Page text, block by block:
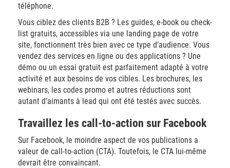
téléphone.
Vous ciblez des clients B2B ? Les guides, e-book ou check-
list gratuits, accessibles via une landing page de votre
site, fonctionnent très bien avec ce type d’audience. Vous
vendez des services en ligne ou des applications ? Une
démo ou un essai gratuit est parfaitement adapté à votre
activité et aux besoins de vos cibles. Les brochures, les
webinars, les codes promo et autres réductions sont
autant d’aimants à lead qui ont été testés avec succès.
Travaillez les call-to-action sur Facebook
Sur Facebook, le moindre aspect de vos publications a
valeur de call-to-action (CTA). Toutefois, le CTA lui-même
devrait être convaincant.